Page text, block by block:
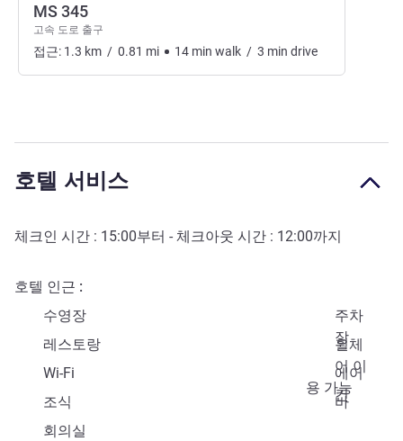
MS 345
고속 도로 출구
접근: 1.3 km / 0.81 mi 14 min walk / 3 min drive
호텔 서비스
체크인 시간 : 15:00부터 - 체크아웃 시간 : 12:00까지
호텔 인근
수영장
주차
장
레스토랑
휠체
어 이
용 가능
Wi-Fi
에어
컨
조식
바
회의실